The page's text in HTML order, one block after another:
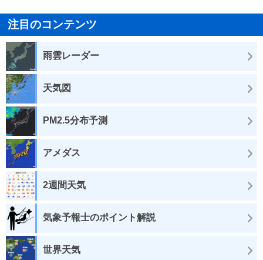
注目のコンテンツ
雨雲レーダー
天気図
PM2.5分布予測
アメダス
2週間天気
気象予報士のポイント解説
世界天気